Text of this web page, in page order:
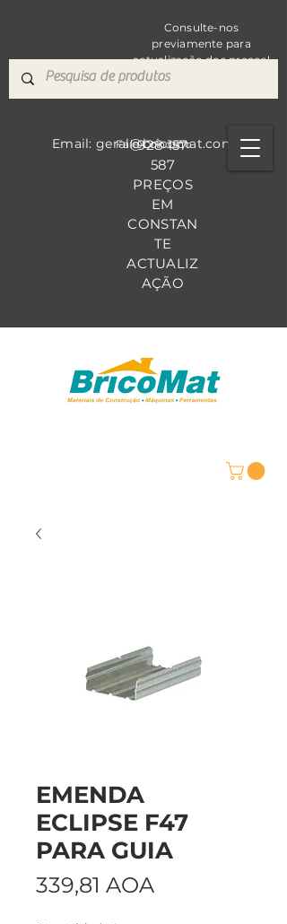
Consulte-nos
previamente para
actualização dos preços!
928 157
587
PREÇOS
EM
CONSTAN
TE
ACTUALIZ
AÇÃO
Fale Conosco
Email: geral@bricomat.com
EMENDA
ECLIPSE F47
PARA GUIA
339,81 AOA